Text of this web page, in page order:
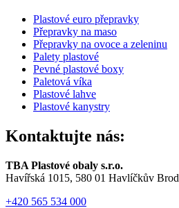
Plastové euro přepravky
Přepravky na maso
Přepravky na ovoce a zeleninu
Palety plastové
Pevné plastové boxy
Paletová víka
Plastové lahve
Plastové kanystry
Kontaktujte nás:
TBA Plastové obaly s.r.o.
Havířská 1015, 580 01 Havlíčkův Brod
+420 565 534 000